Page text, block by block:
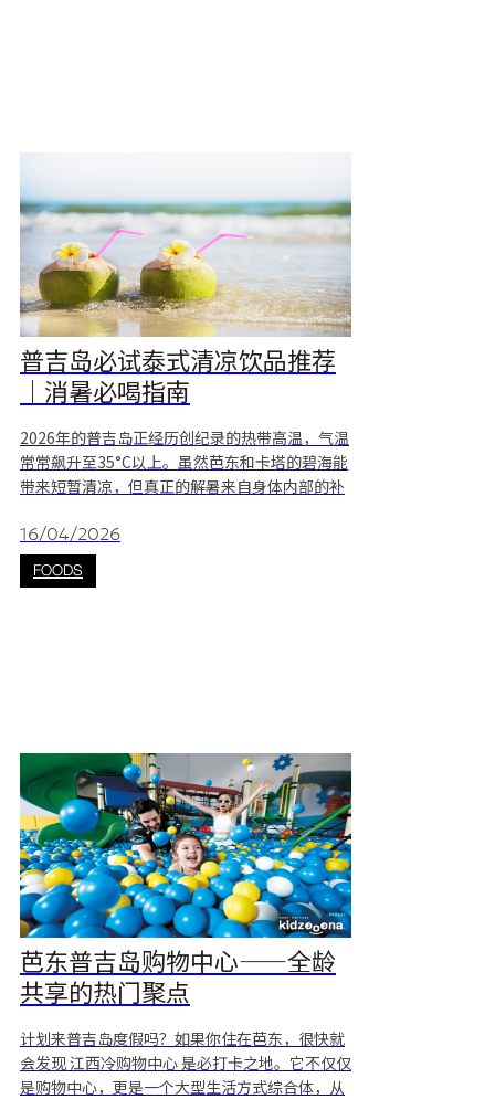
普吉岛必试泰式清凉饮品推荐
｜消暑必喝指南
2026年的普吉岛正经历创纪录的热带高温，气温
常常飙升至35°C以上。虽然芭东和卡塔的碧海能
带来短暂清凉，但真正的解暑来自身体内部的补
式饮品清单】才是消暑首选！ 经典饮品：清凉与
传统的完美结合 泰式奶茶 泰国饮品中的常胜冠
军，鲜艳的橙色茶汤加入炼乳调制，搭配冰块饮
16/04/2026
FOODS
芭东普吉岛购物中心——全龄
共享的热门聚点
计划来普吉岛度假吗？如果你住在芭东，很快就
会发现 江西冷购物中心 是必打卡之地。它不仅仅
是购物中心，更是一个大型生活方式综合体，从